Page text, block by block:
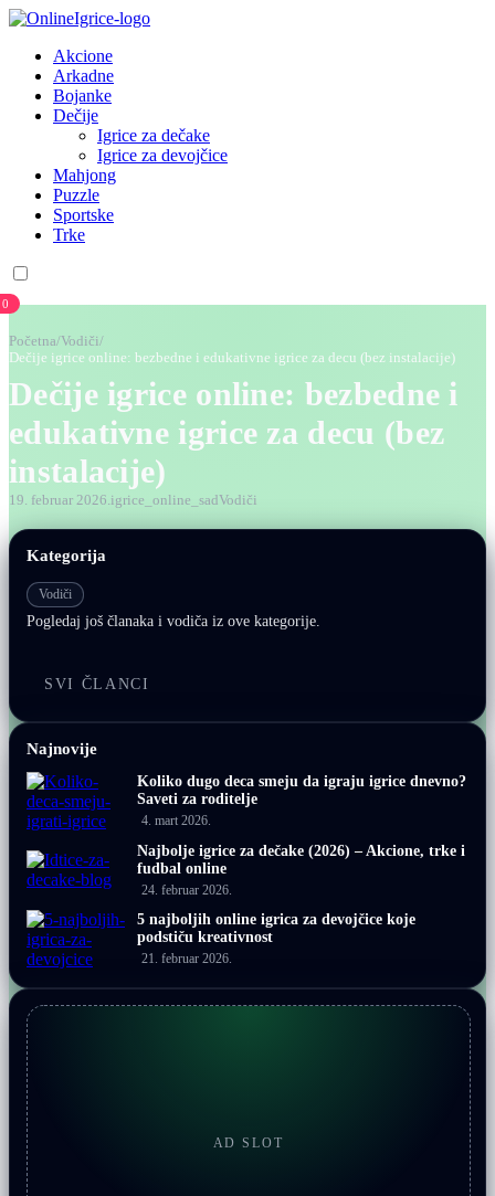
Akcione
Arkadne
Bojanke
Dečije
Igrice za dečake
Igrice za devojčice
Mahjong
Puzzle
Sportske
Trke
0
Početna/Vodiči/
Dečije igrice online: bezbedne i edukativne igrice za decu (bez instalacije)
Dečije igrice online: bezbedne i
edukativne igrice za decu (bez
instalacije)
19. februar 2026.igrice_online_sadVodiči
Kategorija
Vodiči
Pogledaj još članaka i vodiča iz ove kategorije.
SVI ČLANCI
Najnovije
Koliko dugo deca smeju da igraju igrice dnevno?
Saveti za roditelje
4. mart 2026.
Najbolje igrice za dečake (2026) – Akcione, trke i
fudbal online
24. februar 2026.
5 najboljih online igrica za devojčice koje
podstiču kreativnost
21. februar 2026.
AD SLOT